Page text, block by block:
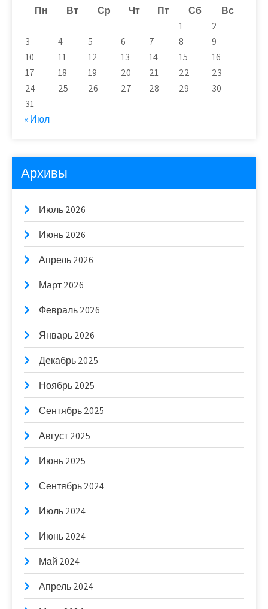
Пн
Вт Ср Чт Пт Сб
Вс
1
2
3
4 5 6 7 8
9
10
11 12 13 14 15
16
17
18 19 20 21 22
23
24
25 26 27 28 29
30
31
« Июл
Архивы
Июль 2026
Июнь 2026
Апрель 2026
Март 2026
Февраль 2026
Январь 2026
Декабрь 2025
Ноябрь 2025
Сентябрь 2025
Август 2025
Июнь 2025
Сентябрь 2024
Июль 2024
Июнь 2024
Май 2024
Апрель 2024